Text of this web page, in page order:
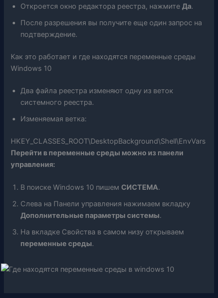
Откроется окно редактора реестра, нажмитеДа.
После разрешения вы получите еще один запрос на
подтверждение.
Как это работает и где находятся переменные среды
Windows 10
Два файла реестра изменяют одну из веток
системного реестра.
Изменяемая ветка:
HKEY_CLASSES_ROOT\DesktopBackground\Shell\EnvVars
Перейти в переменные среды можно из панели
управления:
В поиске Windows 10 пишем СИСТЕМА.
Слева на Панели управления нажимаем вкладку
Дополнительные параметры системы.
На вкладке Свойства в самом низу открываем
переменные среды.